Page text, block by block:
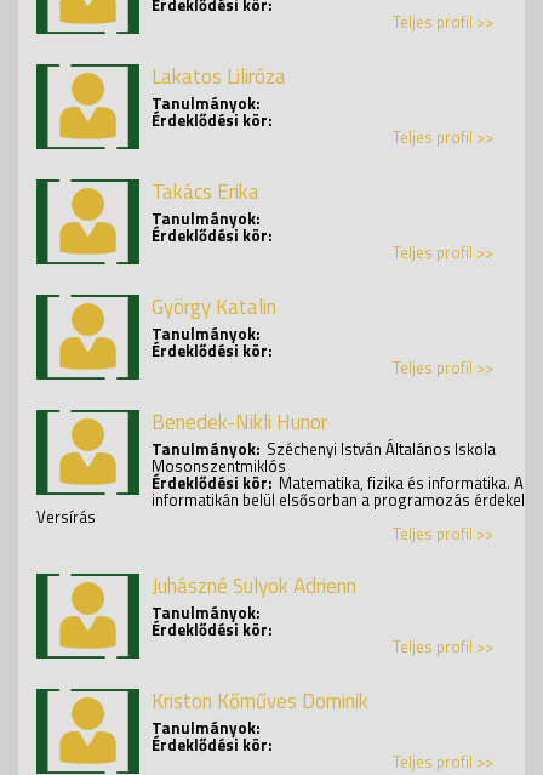
Teljes profil >>
Lakatos Liliróza
Tanulmányok:
Érdeklődési kör:
Teljes profil >>
Takács Erika
Tanulmányok:
Érdeklődési kör:
Teljes profil >>
György Katalin
Tanulmányok:
Érdeklődési kör:
Teljes profil >>
Benedek-Nikli Hunor
Tanulmányok: Széchenyi István Általános Iskola
Mosonszentmiklós
Érdeklődési kör: Matematika, fizika és informatika. Az
informatikán belül elsősorban a programozás érdekel.
Versírás
Teljes profil >>
Juhászné Sulyok Adrienn
Tanulmányok:
Érdeklődési kör:
Teljes profil >>
Kriston Kőműves Dominik
Tanulmányok:
Érdeklődési kör:
Teljes profil >>